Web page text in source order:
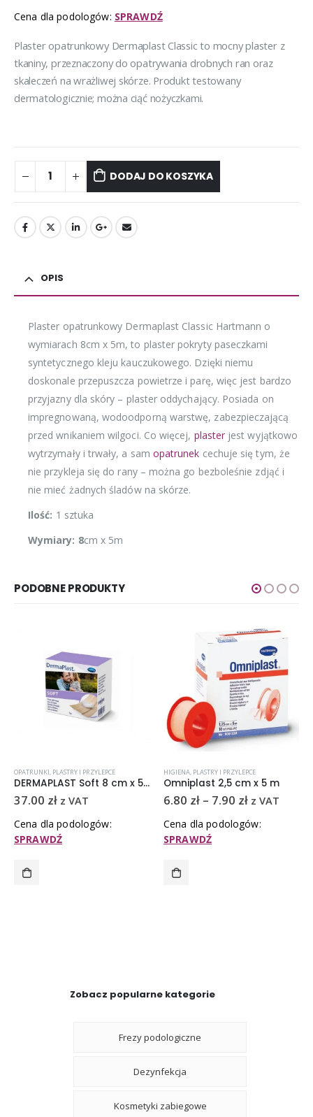
Cena dla podologów: SPRAWDŹ
Plaster opatrunkowy Dermaplast Classic to mocny plaster z
tkaniny, przeznaczony do opatrywania drobnych ran oraz
skaleczeń na wrażliwej skórze. Produkt testowany
dermatologicznie; można ciąć nożyczkami.
DODAJ DO KOSZYKA
OPIS
Plaster opatrunkowy Dermaplast Classic Hartmann o
wymiarach 8cm x 5m, to plaster pokryty paseczkami
syntetycznego kleju kauczukowego. Dzięki niemu
doskonale przepuszcza powietrze i parę, więc jest bardzo
przyjazny dla skóry – plaster oddychający. Posiada on
impregnowaną, wodoodporną warstwę, zabezpieczającą
przed wnikaniem wilgoci. Co więcej, plaster jest wyjątkowo
wytrzymały i trwały, a sam opatrunek cechuje się tym, że
nie przykleja się do rany – można go bezboleśnie zdjąć i
nie mieć żadnych śladów na skórze.
Ilość: 1 sztuka
Wymiary: 8cm x 5m
PODOBNE PRODUKTY
OPATRUNKI, PLASTRY I PRZYLEPCE
DERMAPLAST Soft 8 cm x 5 m – 1 szt
37.00 zł z VAT
Cena dla podologów:
SPRAWDŹ
HIGIENA, PLASTRY I PRZYLEPCE
Omniplast 2,5 cm x 5 m
6.80 zł – 7.90 zł z VAT
Cena dla podologów:
SPRAWDŹ
Zobacz popularne kategorie
Frezy podologiczne
Dezynfekcja
Kosmetyki zabiegowe